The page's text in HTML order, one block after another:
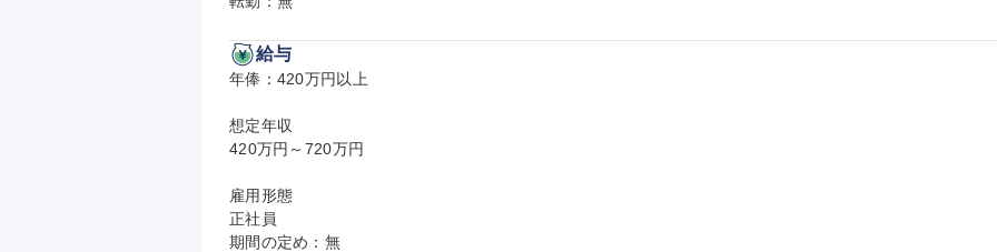
給与
年俸：420万円以上
想定年収
420万円～720万円
雇用形態
正社員
期間の定め：無